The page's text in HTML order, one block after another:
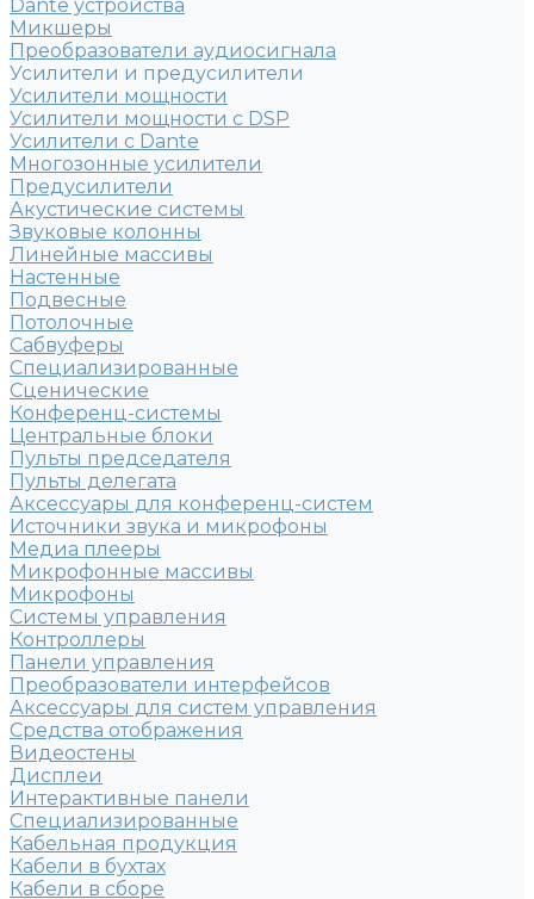
Dante устройства
Микшеры
Преобразователи аудиосигнала
Усилители и предусилители
Усилители мощности
Усилители мощности с DSP
Усилители с Dante
Многозонные усилители
Предусилители
Акустические системы
Звуковые колонны
Линейные массивы
Настенные
Подвесные
Потолочные
Сабвуферы
Специализированные
Сценические
Конференц-системы
Центральные блоки
Пульты председателя
Пульты делегата
Аксессуары для конференц-систем
Источники звука и микрофоны
Медиа плееры
Микрофонные массивы
Микрофоны
Системы управления
Контроллеры
Панели управления
Преобразователи интерфейсов
Аксессуары для систем управления
Средства отображения
Видеостены
Дисплеи
Интерактивные панели
Специализированные
Кабельная продукция
Кабели в бухтах
Кабели в сборе